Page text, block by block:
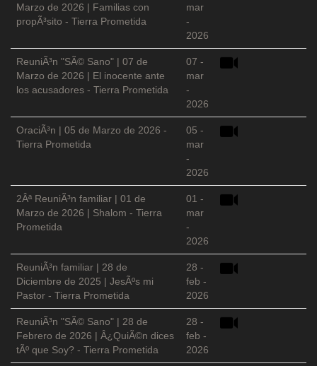
Marzo de 2026 | Familias con
propÃ³sito - Tierra Prometida
mar
-
2026
ReuniÃ³n "SÃ© Sano" | 07 de
Marzo de 2026 | El inocente ante
los acusadores - Tierra Prometida
07 -
mar
-
2026
OraciÃ³n | 05 de Marzo de 2026 -
Tierra Prometida
05 -
mar
-
2026
2Âª ReuniÃ³n familiar | 01 de
Marzo de 2026 | Shalom - Tierra
Prometida
01 -
mar
-
2026
ReuniÃ³n familiar | 28 de
Diciembre de 2025 | JesÃºs mi
Pastor - Tierra Prometida
28 -
feb -
2026
ReuniÃ³n "SÃ© Sano" | 28 de
Febrero de 2026 | Â¿QuiÃ©n dices
tÃº que Soy? - Tierra Prometida
28 -
feb -
2026